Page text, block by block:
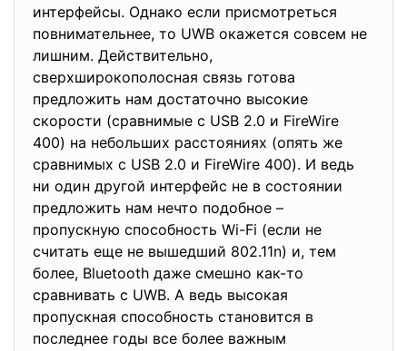
интерфейсы. Однако если присмотреться
повнимательнее, то UWB окажется совсем не
лишним. Действительно,
сверхширокополосная связь готова
предложить нам достаточно высокие
скорости (сравнимые с USB 2.0 и FireWire
400) на небольших расстояниях (опять же
сравнимых с USB 2.0 и FireWire 400). И ведь
ни один другой интерфейс не в состоянии
предложить нам нечто подобное –
пропускную способность Wi-Fi (если не
считать еще не вышедший 802.11n) и, тем
более, Bluetooth даже смешно как-то
сравнивать с UWB. А ведь высокая
пропускная способность становится в
последнее годы все более важным